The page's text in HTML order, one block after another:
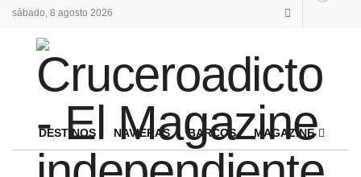
sábado, 8 agosto 2026
DESTINOS NAVIERAS BARCOS MAGAZINE